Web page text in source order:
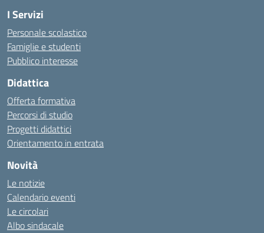
I Servizi
Personale scolastico
Famiglie e studenti
Pubblico interesse
Didattica
Offerta formativa
Percorsi di studio
Progetti didattici
Orientamento in entrata
Novità
Le notizie
Calendario eventi
Le circolari
Albo sindacale